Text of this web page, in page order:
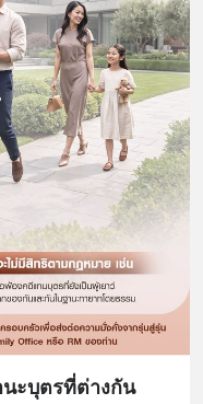
ะบุตรที่ต่างกัน